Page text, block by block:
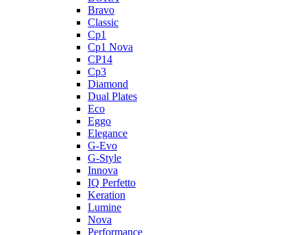
Bravo
Classic
Cp1
Cp1 Nova
CP14
Cp3
Diamond
Dual Plates
Eco
Eggo
Elegance
G-Evo
G-Style
Innova
IQ Perfetto
Keration
Lumine
Nova
Performance